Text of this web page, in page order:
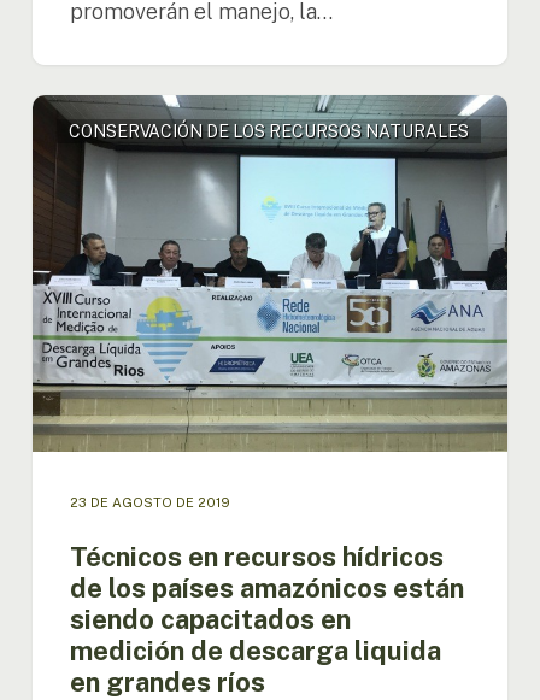
promoverán el manejo, la…
Técnicos
recursos
hídricos
países
amazónicos
están
siendo
capacitados
en
medición
de
liquida
grandes
CONSERVACIÓN DE LOS RECURSOS NATURALES
23 DE AGOSTO DE 2019
Técnicos en recursos hídricos
de los países amazónicos están
siendo capacitados en
medición de descarga liquida
en grandes ríos